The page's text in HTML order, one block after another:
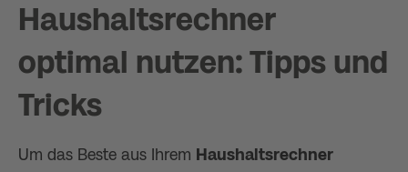
Haushaltsrechner
optimal nutzen: Tipps und
Tricks
Um das Beste aus Ihrem Haushaltsrechner